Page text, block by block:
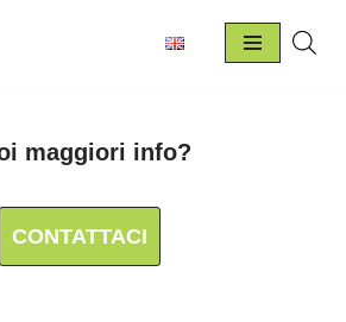
maggiori info?
CONTATTACI